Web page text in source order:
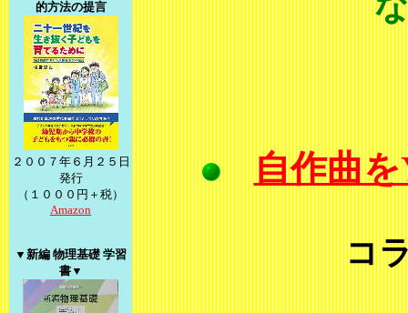
的方法の提言
２００７年６月２５日
発行
（１０００円＋税）
Amazon
▼新編 物理基礎 学習
書▼
自作曲
コ